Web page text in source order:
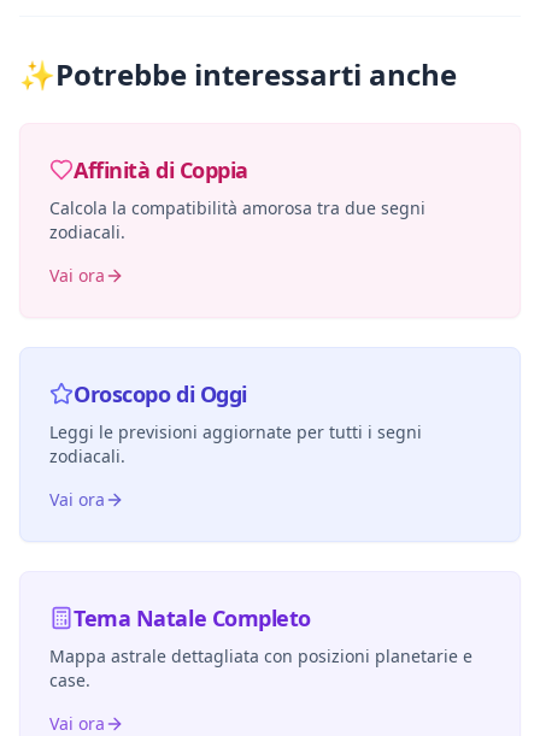
✨Potrebbe interessarti anche
Affinità di Coppia
Calcola la compatibilità amorosa tra due segni
zodiacali.
Vai ora
Oroscopo di Oggi
Leggi le previsioni aggiornate per tutti i segni
zodiacali.
Vai ora
Tema Natale Completo
Mappa astrale dettagliata con posizioni planetarie e
case.
Vai ora